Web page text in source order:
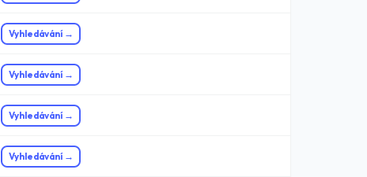
Vyhledávání →
Vyhledávání →
Vyhledávání →
Vyhledávání →